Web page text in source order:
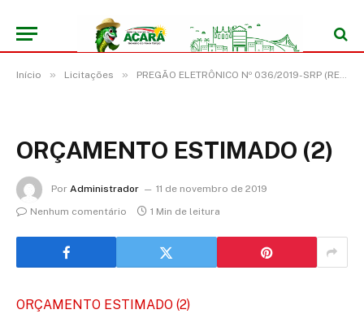
Início » Licitações » PREGÃO ELETRÔNICO Nº 036/2019-SRP (REGISTRO DE PREÇO PARA EVENTUAL AQUISIÇÃO DE UNIDADE MÓVEL DE SAÚDE TIPO FURGONETA)
ORÇAMENTO ESTIMADO (2)
Por Administrador
11 de novembro de 2019
Nenhum comentário
1 Min de leitura
ORÇAMENTO ESTIMADO (2)